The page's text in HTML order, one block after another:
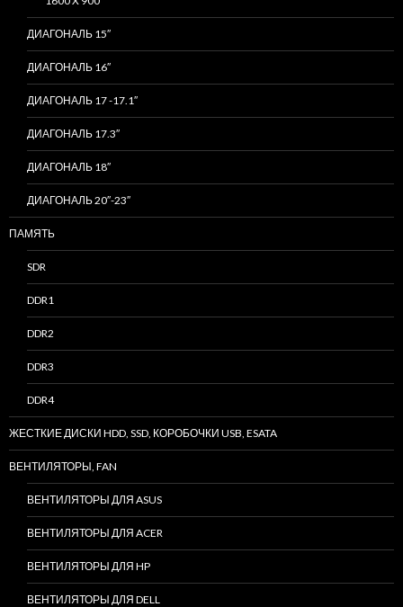
ДИАГОНАЛЬ 15″
ДИАГОНАЛЬ 16″
ДИАГОНАЛЬ 17 -17.1″
ДИАГОНАЛЬ 17.3″
ДИАГОНАЛЬ 18″
ДИАГОНАЛЬ 20″-23″
ПАМЯТЬ
SDR
DDR1
DDR2
DDR3
DDR4
ЖЕСТКИЕ ДИСКИ HDD, SSD, КОРОБОЧКИ USB, ESATA
ВЕНТИЛЯТОРЫ, FAN
ВЕНТИЛЯТОРЫ ДЛЯ ASUS
ВЕНТИЛЯТОРЫ ДЛЯ ACER
ВЕНТИЛЯТОРЫ ДЛЯ HP
ВЕНТИЛЯТОРЫ ДЛЯ DELL